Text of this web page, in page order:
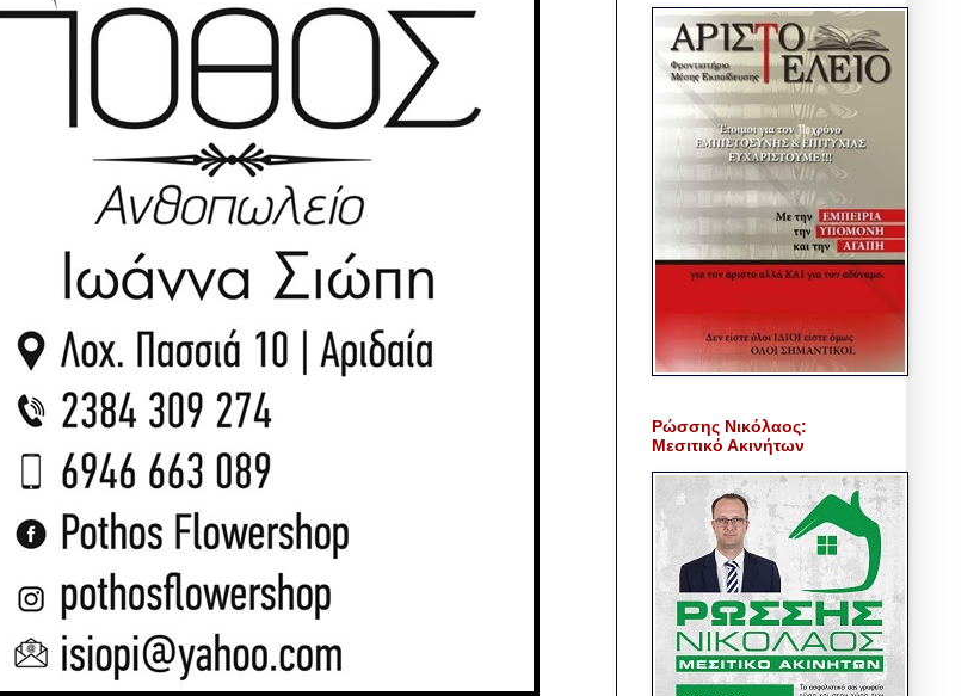
Ρώσσης Νικόλαος:
Μεσιτικό Ακινήτων